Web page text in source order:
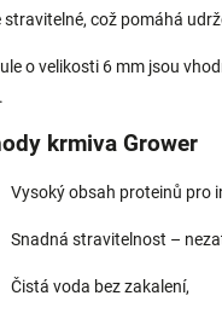
stravitelné, což pomáhá
o velikosti 6 mm jsou
krmiva Grower
Vysoký obsah proteinů pro
Snadná stravitelnost –
Čistá voda bez zakalení,